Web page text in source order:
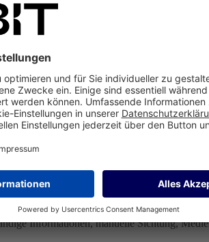
ein entscheidender Moment in der
und Kunden schnelle Hilfe, klare
Informationen, manuelle Sichtung,